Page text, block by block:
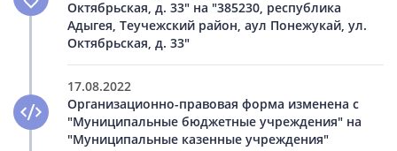
Октябрьская, д. 33" на "385230, республика
Адыгея, Теучежский район, аул Понежукай, ул.
Октябрьская, д. 33"
17.08.2022
Организационно-правовая форма изменена с
"Муниципальные бюджетные учреждения" на
"Муниципальные казенные учреждения"